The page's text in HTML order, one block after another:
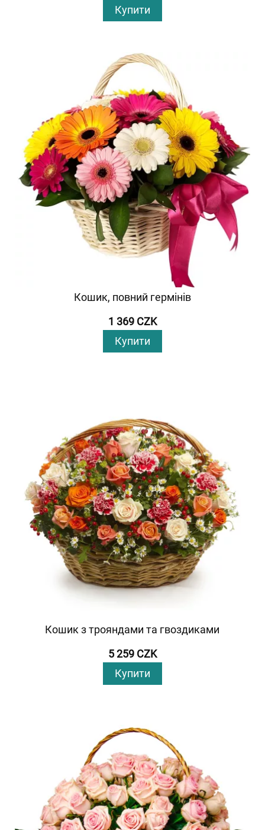
Купити
Кошик, повний гермінів
1 369 CZK
Купити
Кошик з трояндами та гвоздиками
5 259 CZK
Купити